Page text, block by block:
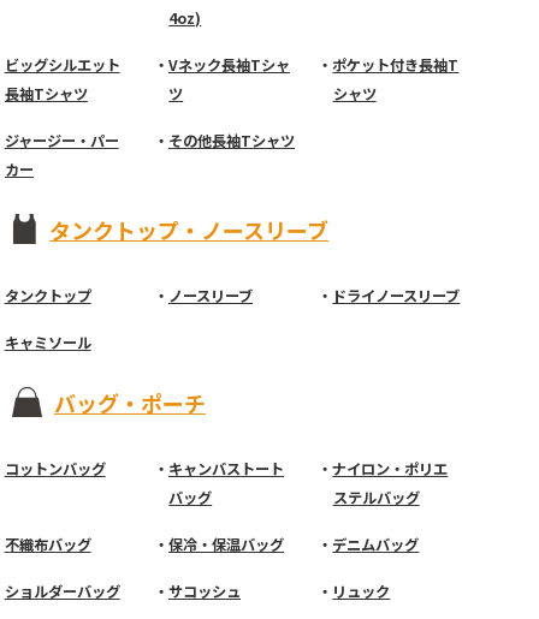
4oz)
ビッグシルエット
長袖Tシャツ
Vネック長袖Tシャ
ツ
ポケット付き長袖T
シャツ
ジャージー・パー
カー
その他長袖Tシャツ
タンクトップ・ノースリーブ
タンクトップ ノースリーブ ドライノースリーブ
キャミソール
バッグ・ポーチ
コットンバッグ
キャンバストート
バッグ
ナイロン・ポリエ
ステルバッグ
不織布バッグ 保冷・保温バッグ デニムバッグ
ショルダーバッグ サコッシュ リュック